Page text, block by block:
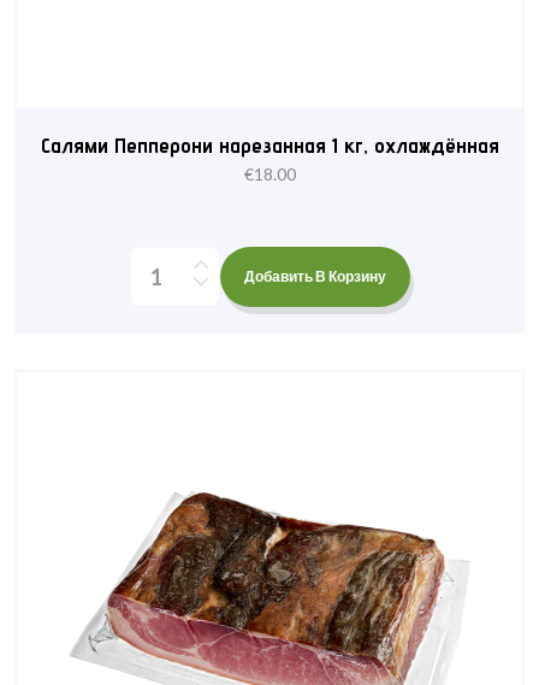
Салями Пепперони нарезанная 1 кг, охлаждённая
€18.00
Добавить В Корзину